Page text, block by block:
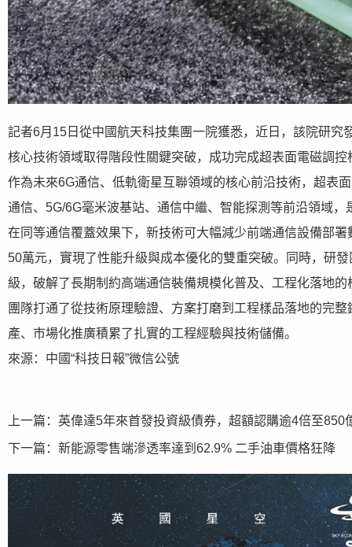
記者6月15日從中國航天科技集團一院獲悉，近日，該院研
核心技術領域取得階段性關鍵突破，成功完成超表面電磁調
作為未來6G通信、低軌衛星互聯領域的核心前沿技術，超表
通信、5G/6G毫米波基站、通信中繼、智能探測等前沿領域，
在同等通信覆蓋效果下，新技術可大幅減少前端通信設備部
50萬元，實現了性能升級與成本優化的雙重突破。同時，研
級，破解了長期制約高端通信裝備規模化普及、工程化落地的
團隊打通了從技術原理驗證、方案打磨到工程樣品落地的完
產、市場化推廣積累了扎實的工程經驗與技術儲備。
來源：中國“科技日報”微信公號
上一篇： 英偉達5年來首發投資級債券，超額認購逾4倍至850
下一篇： 新能源零售端滲透率達到62.9% 二手油車價格狂降